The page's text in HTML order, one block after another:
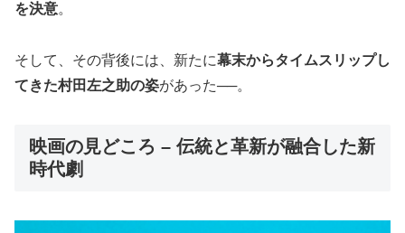
を決意。
そして、その背後には、新たに幕末からタイムスリップし
てきた村田左之助の姿があった──。
映画の見どころ – 伝統と革新が融合した新
時代劇